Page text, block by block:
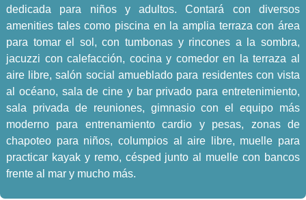
dedicada para niños y adultos. Contará con diversos
amenities tales como piscina en la amplia terraza con área
para tomar el sol, con tumbonas y rincones a la sombra,
jacuzzi con calefacción, cocina y comedor en la terraza al
aire libre, salón social amueblado para residentes con vista
al océano, sala de cine y bar privado para entretenimiento,
sala privada de reuniones, gimnasio con el equipo más
moderno para entrenamiento cardio y pesas, zonas de
chapoteo para niños, columpios al aire libre, muelle para
practicar kayak y remo, césped junto al muelle con bancos
frente al mar y mucho más.